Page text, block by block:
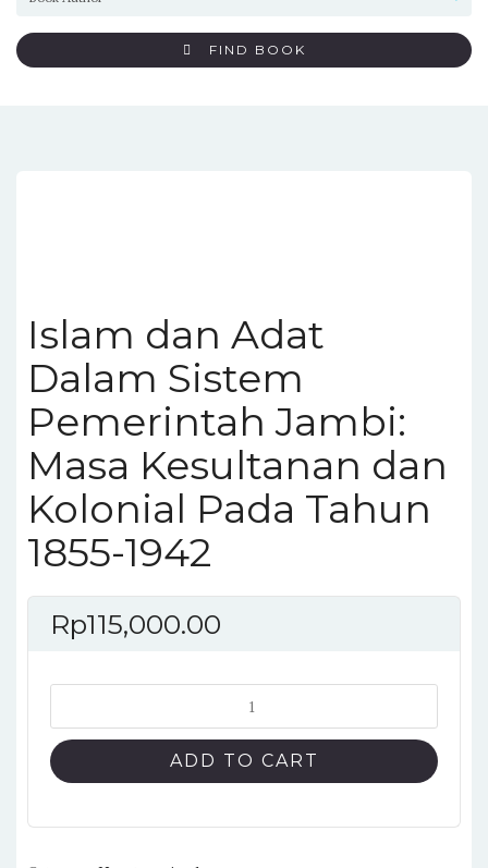
FIND BOOK
Islam dan Adat
Dalam Sistem
Pemerintah Jambi:
Masa Kesultanan dan
Kolonial Pada Tahun
1855-1942
Rp115,000.00
dan
Adat
Dalam
Pemerintah
ADD TO CART